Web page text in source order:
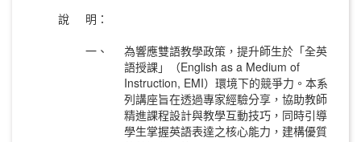
說
明：
一、
為響應雙語教學政策，提升師生於「全英
語授課」（English as a Medium of
Instruction, EMI）環境下的競爭力。本系
列講座旨在透過專家經驗分享，協助教師
精進課程設計與教學互動技巧，同時引導
學生掌握英語表達之核心能力，建構優質